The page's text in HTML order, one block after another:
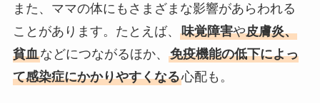
また、ママの体にもさまざまな影響があらわれる
ことがあります。たとえば、 味覚障害や皮膚炎、
貧血などにつながるほか、 免疫機能の低下によっ
て感染症にかかりやすくなる心配も。